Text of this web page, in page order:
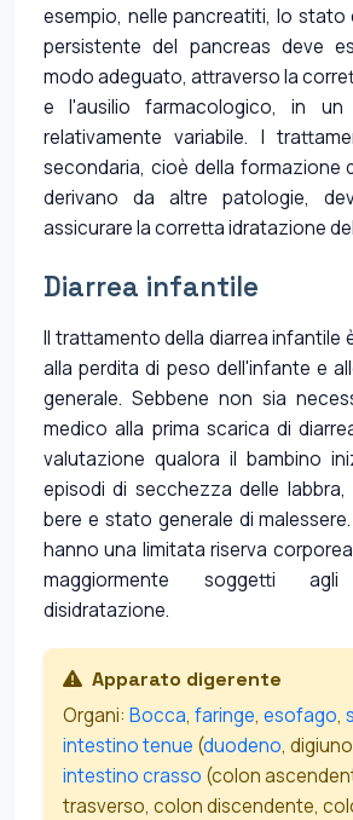
esempio, nelle pancreatiti, lo stato
persistente del pancreas deve
modo adeguato, attraverso la
e l'ausilio farmacologico, in
relativamente variabile. I
secondaria, cioè della formazione
derivano da altre patologie,
assicurare la corretta idratazione
Diarrea infantile
Il trattamento della diarrea infantile
alla perdita di peso dell'infante e
generale. Sebbene non sia
medico alla prima scarica di
valutazione qualora il bambino
episodi di secchezza delle
bere e stato generale di
hanno una limitata riserva
maggiormente soggetti
disidratazione.
Apparato digerente
Organi: Bocca, faringe, esofago,
intestino tenue (duodeno,
intestino crasso (colon
trasverso, colon discendente,